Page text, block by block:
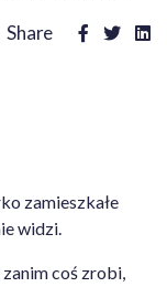
Share
zamieszkałe
widzi.
coś zrobi,